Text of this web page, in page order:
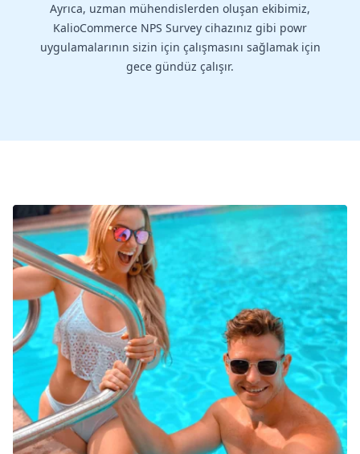
Ayrıca, uzman mühendislerden oluşan ekibimiz,
KalioCommerce NPS Survey cihazınız gibi powr
uygulamalarının sizin için çalışmasını sağlamak için
gece gündüz çalışır.